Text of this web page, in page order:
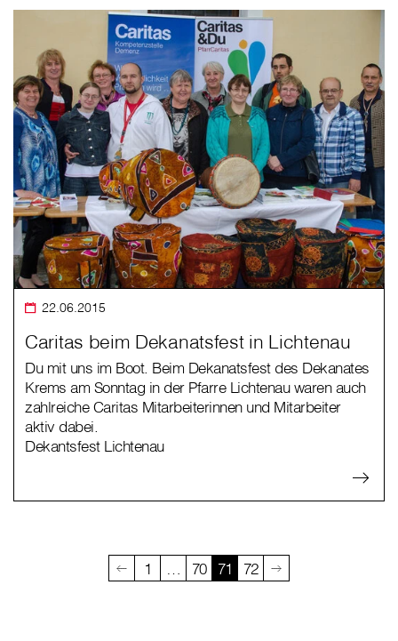
22.06.2015
Caritas beim Dekanatsfest in Lichtenau
Du mit uns im Boot. Beim Dekanatsfest des Dekanates
Krems am Sonntag in der Pfarre Lichtenau waren auch
zahlreiche Caritas Mitarbeiterinnen und Mitarbeiter
aktiv dabei.
Dekantsfest Lichtenau
1 70 71 72